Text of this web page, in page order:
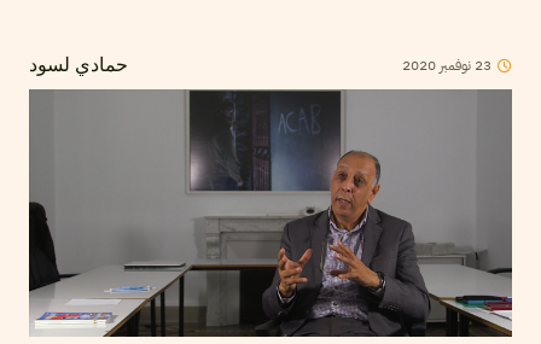
حمادي لسود 23 نوفمبر 2020